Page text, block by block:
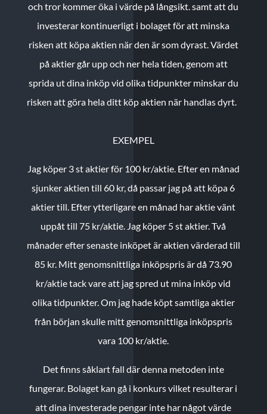
och tror kommer öka i värde på långsikt. samt att du
investerar kontinuerligt i bolaget för att minska
risken att köpa aktien när den är som dyrast. Värdet
på aktier går upp och ner hela tiden, genom att
sprida ut dina inköp vid olika tidpunkter minskar du
risken att göra hela ditt köp aktien när handlas dyrt.
EXEMPEL
Jag köper 3 st aktier för 100 kr/aktie. Efter en månad
sjunker aktien till 60 kr, då passar jag på att köpa 6
aktier till. Efter ytterligare en månad har aktie vänt
uppåt till 75 kr/aktie. Jag köper 5 st aktier.Två
månader efter senaste inköpet är aktien värderad till
85 kr. Mitt genomsnittliga inköpspris är då 73.90
kr/aktie tack vare att jag spred ut mina inköp vid
olika tidpunkter. Om jag hade köpt samtliga aktier
från början skulle mitt genomsnittliga inköpspris
vara 100 kr/aktie.
Det finns såklart fall där denna metoden inte
fungerar. Bolaget kan gå i konkurs vilket resulterar i
att dina investerade pengar inte har något värde